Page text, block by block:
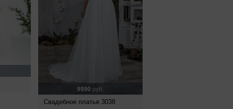
9990 руб.
Свадебное платье 3038